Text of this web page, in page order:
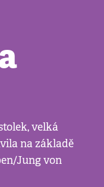
velká
na základě
Jung von